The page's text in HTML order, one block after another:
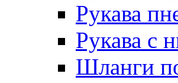
Рукава
Рукава с
Шланги